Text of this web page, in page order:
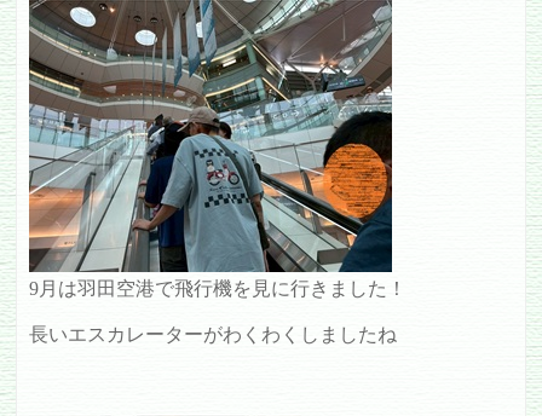
9月は羽田空港で飛行機を見に行きました！
長いエスカレーターがわくわくしましたね